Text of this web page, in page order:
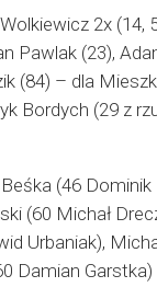
2x (14,
Pawlak (23),
(84) – dla
Bordych (29 z
(46
(60 Michał
Urbaniak),
Damian